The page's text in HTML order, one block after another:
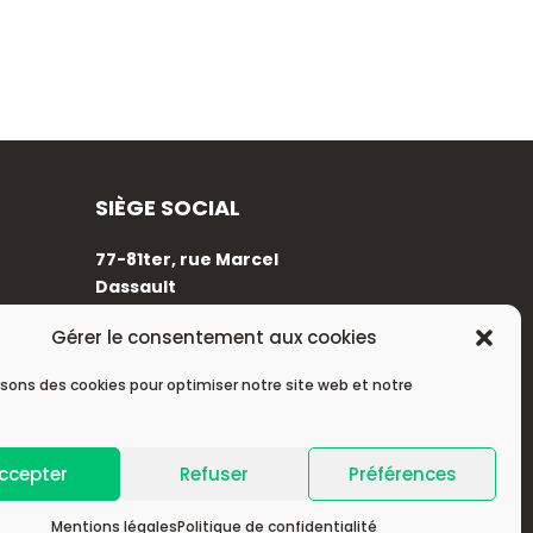
Gérer le consentement aux cookies
des cookies pour optimiser notre site web et notre
Refuser Préférences
Mentions légalesPolitique de confidentialité
SIÈGE SOCIAL
77-81ter, rue Marcel
Dassault
+33 (0)1 88 89 17 68